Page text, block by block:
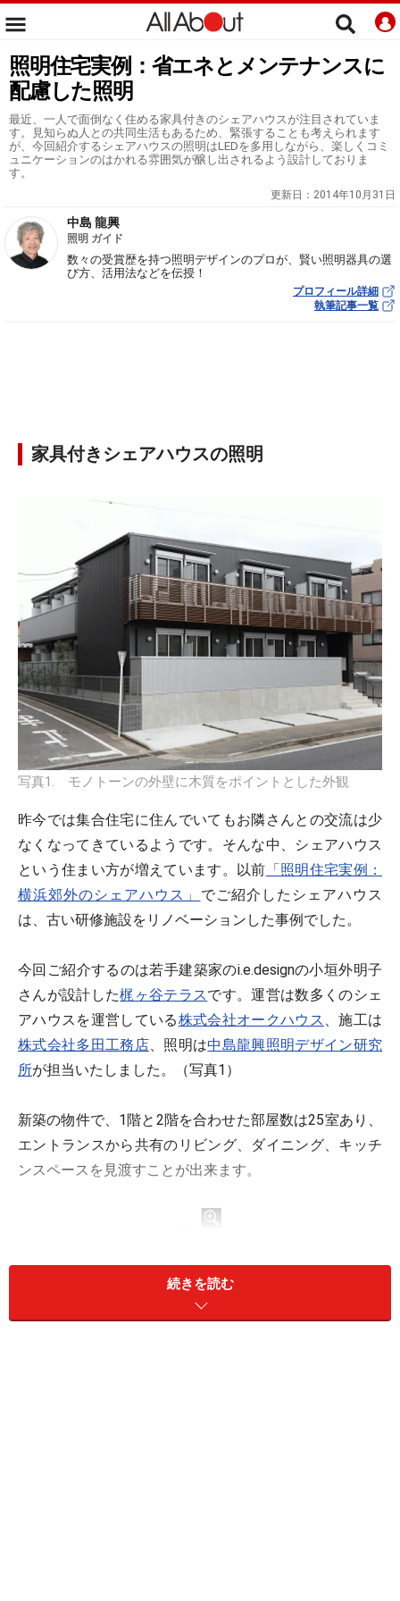
照明住宅実例：省エネとメンテナンスに
配慮した照明
最近、一人で面倒なく住める家具付きのシェアハウスが注目されていま
す。見知らぬ人との共同生活もあるため、緊張することも考えられます
が、今回紹介するシェアハウスの照明はLEDを多用しながら、楽しくコミ
ュニケーションのはかれる雰囲気が醸し出されるよう設計しておりま
す。
更新日： 2014年10月31日
中島 龍興
照明 ガイド
数々の受賞歴を持つ照明デザインのプロが、賢い照明器具の選
び方、活用法などを伝授！
プロフィール詳細
執筆記事一覧
家具付きシェアハウスの照明
写真1. モノトーンの外壁に木質をポイントとした外観
昨今では集合住宅に住んでいてもお隣さんとの交流は少
なくなってきているようです。そんな中、シェアハウス
という住まい方が増えています。以前 「照明住宅実例：
横浜郊外のシェアハウス」 でご紹介したシェアハウス
は、古い研修施設をリノベーションした事例でした。
今回ご紹介するのは若手建築家のi.e.designの小垣外明子
さんが設計した梶ヶ谷テラスです。運営は数多くのシェ
アハウスを運営している株式会社オークハウス 、施工は
株式会社多田工務店、照明は中島龍興照明デザイン研究
所が担当いたしました。（写真1）
新築の物件で、1階と2階を合わせた部屋数は25室あり、
エントランスから共有のリビング、ダイニング、キッチ
ンスペースを見渡すことが出来ます。
写真2.エントランスの照明。
出かける時も帰宅時もコミュニケーションをとることが
できる建築のプランニングになっています。
続きを読む